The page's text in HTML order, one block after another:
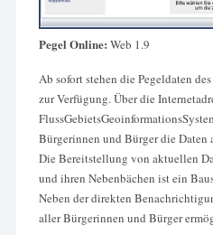
Pegel Online: Web 1.9
Ab sofort stehen die Pegeldaten
zur Verfügung. Über die
Bürgerinnen und Bürger die
Die Bereitstellung von aktuellen
und ihren Nebenbächen ist ein
Neben der direkten
aller Bürgerinnen und Bürger